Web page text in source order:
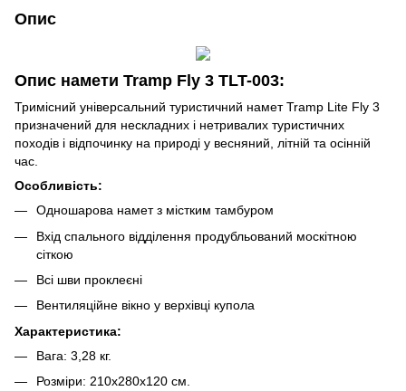
Опис
Опис намети Tramp Fly 3 TLT-003:
Тримісний універсальний туристичний намет Tramp Lite Fly 3
призначений для нескладних і нетривалих туристичних
походів і відпочинку на природі у весняний, літній та осінній
час.
Особливість:
Одношарова намет з містким тамбуром
Вхід спального відділення продубльований москітною
сіткою
Всі шви проклеєні
Вентиляційне вікно у верхівці купола
Характеристика:
Вага: 3,28 кг.
Розміри: 210х280х120 см.